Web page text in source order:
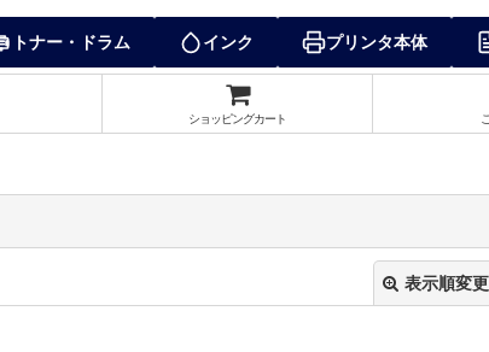
トナー・ドラム インク プリンタ本体
ショッピングカート
表示順変更